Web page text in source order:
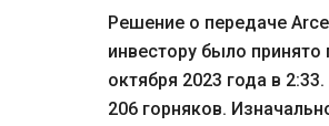
Решение о передаче
инвестору было принято
октября 2023 года в
206 горняков.